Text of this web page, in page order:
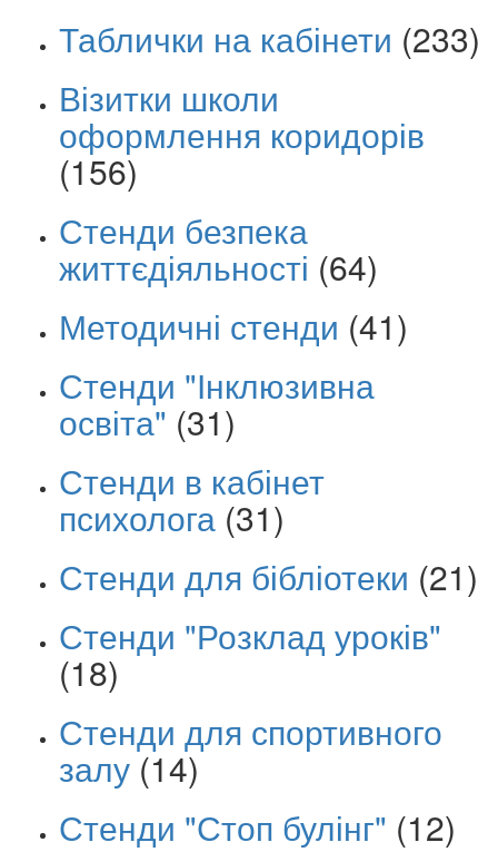
Таблички на кабінети (233)
Візитки школи
оформлення коридорів
(156)
Стенди безпека
життєдіяльності (64)
Методичні стенди (41)
Стенди "Інклюзивна
освіта" (31)
Стенди в кабінет
психолога (31)
Стенди для бібліотеки (21)
Стенди "Розклад уроків"
(18)
Стенди для спортивного
залу(14)
Стенди "Стоп булінг" (12)